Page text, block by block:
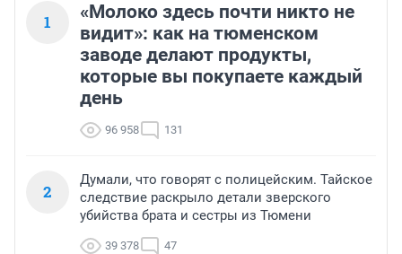
1
«Молоко здесь почти никто не
видит»: как на тюменском
заводе делают продукты,
которые вы покупаете каждый
день
96 958 131
2
Думали, что говорят с полицейским. Тайское
следствие раскрыло детали зверского
убийства брата и сестры из Тюмени
39 378 47